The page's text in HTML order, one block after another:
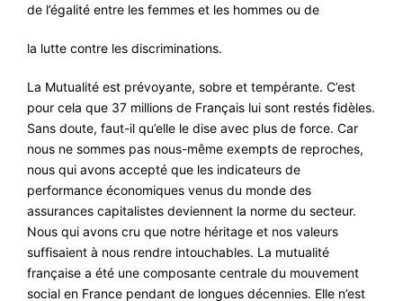
de l’égalité entre les femmes et les hommes ou de
la lutte contre les discriminations.
La Mutualité est prévoyante, sobre et tempérante. C’est
pour cela que 37 millions de Français lui sont restés fidèles.
Sans doute, faut-il qu’elle le dise avec plus de force. Car
nous ne sommes pas nous-même exempts de reproches,
nous qui avons accepté que les indicateurs de
performance économiques venus du monde des
assurances capitalistes deviennent la norme du secteur.
Nous qui avons cru que notre héritage et nos valeurs
suffisaient à nous rendre intouchables. La mutualité
française a été une composante centrale du mouvement
social en France pendant de longues décennies. Elle n’est